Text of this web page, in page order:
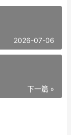
2026-07-06
下一篇 »